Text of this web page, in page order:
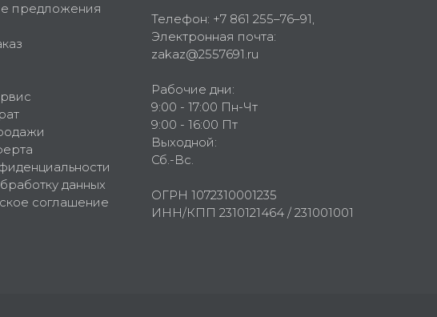
предложения
данных
соглашение
Телефон: +7 861 255–76–91,
Электронная почта:
zakaz@2557691.ru
Рабочие дни:
9:00 - 17:00 Пн-Чт
9:00 - 16:00 Пт
Выходной:
Сб.-Вс.
ОГРН 1072310001235
ИНН/КПП 2310121464 / 231001001